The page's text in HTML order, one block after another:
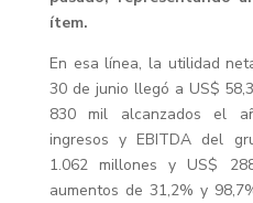
ítem.
En esa línea, la utilidad
30 de junio llegó a US$
830 mil alcanzados el
ingresos y EBITDA del
1.062 millones y US$
aumentos de 31,2% y